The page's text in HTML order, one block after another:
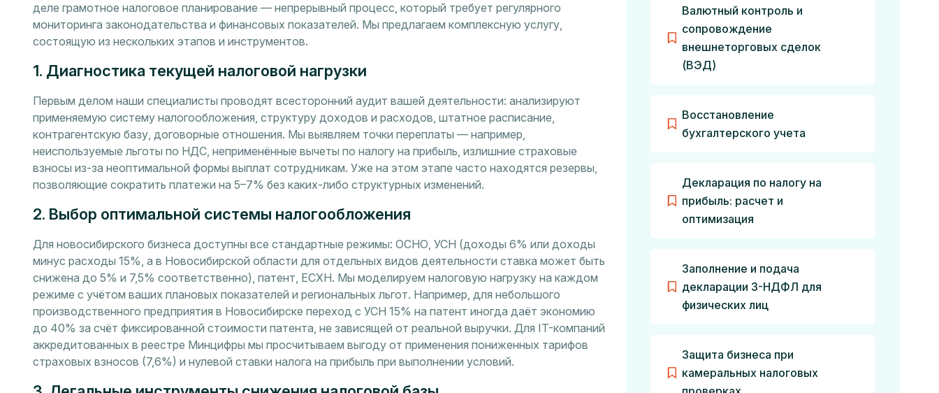
деле грамотное налоговое планирование — непрерывный процесс, который требует регулярного
мониторинга законодательства и финансовых показателей. Мы предлагаем комплексную услугу,
состоящую из нескольких этапов и инструментов.
1. Диагностика текущей налоговой нагрузки
Первым делом наши специалисты проводят всесторонний аудит вашей деятельности: анализируют
применяемую систему налогообложения, структуру доходов и расходов, штатное расписание,
контрагентскую базу, договорные отношения. Мы выявляем точки переплаты — например,
неиспользуемые льготы по НДС, неприменённые вычеты по налогу на прибыль, излишние страховые
взносы из-за неоптимальной формы выплат сотрудникам. Уже на этом этапе часто находятся резервы,
позволяющие сократить платежи на 5–7% без каких-либо структурных изменений.
2. Выбор оптимальной системы налогообложения
Для новосибирского бизнеса доступны все стандартные режимы: ОСНО, УСН (доходы 6% или доходы
минус расходы 15%, а в Новосибирской области для отдельных видов деятельности ставка может быть
снижена до 5% и 7,5% соответственно), патент, ЕСХН. Мы моделируем налоговую нагрузку на каждом
режиме с учётом ваших плановых показателей и региональных льгот. Например, для небольшого
производственного предприятия в Новосибирске переход с УСН 15% на патент иногда даёт экономию
до 40% за счёт фиксированной стоимости патента, не зависящей от реальной выручки. Для IT-компаний
аккредитованных в реестре Минцифры мы просчитываем выгоду от применения пониженных тарифов
страховых взносов (7,6%) и нулевой ставки налога на прибыль при выполнении условий.
Валютный контроль и
сопровождение
внешнеторговых сделок
(ВЭД)
Восстановление
бухгалтерского учета
Декларация по налогу на
прибыль: расчет и
оптимизация
Заполнение и подача
декларации 3-НДФЛ для
физических лиц
Защита бизнеса при
камеральных налоговых